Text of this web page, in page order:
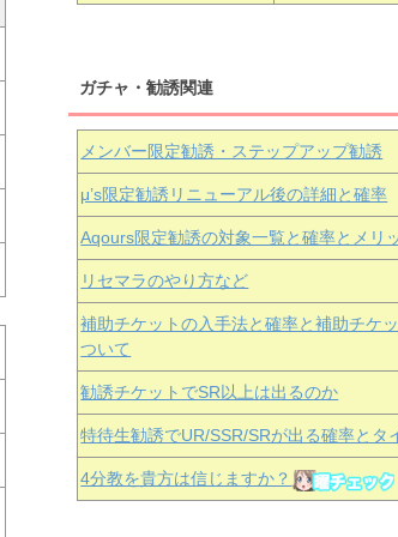
ガチャ・勧誘関連
メンバー限定勧誘・ステップアップ勧誘
μ’s限定勧誘リニューアル後の詳細と確率
Aqours限定勧誘の対象一覧と確率とメリ
リセマラのやり方など
補助チケットの入手法と確率と補助チケ
ついて
勧誘チケットでSR以上は出るのか
特待生勧誘でUR/SSR/SRが出る確率とタ
4分教を貴方は信じますか？